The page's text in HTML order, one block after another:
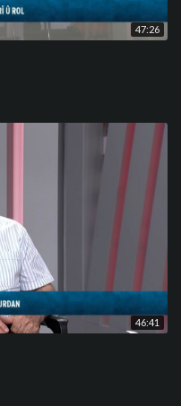
47:26
46:41